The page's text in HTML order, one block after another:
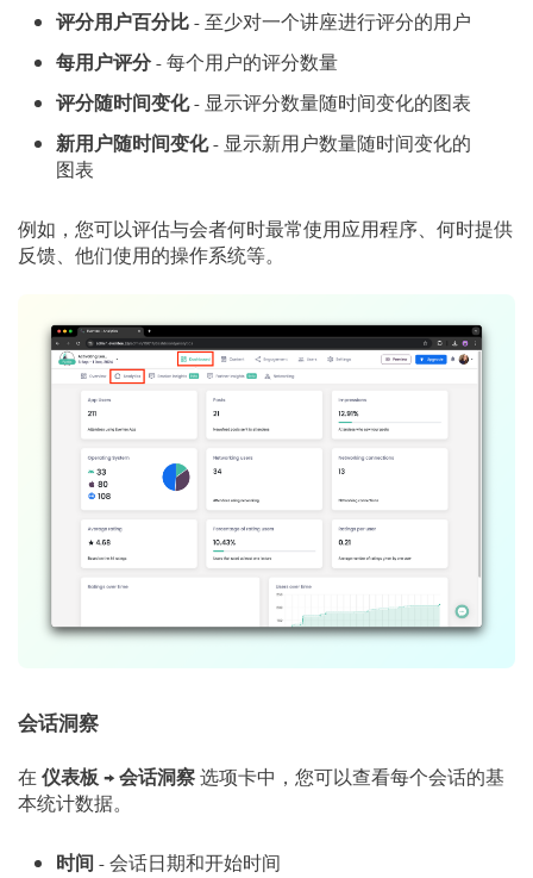
评分用户百分比- 至少对一个讲座进行评分的用户
每用户评分- 每个用户的评分数量
评分随时间变化- 显示评分数量随时间变化的图表
新用户随时间变化- 显示新用户数量随时间变化的
图表
例如，您可以评估与会者何时最常使用应用程序、何时提供
反馈、他们使用的操作系统等。
会话洞察
在 仪表板→会话洞察选项卡中，您可以查看每个会话的基
本统计数据。
时间 - 会话日期和开始时间